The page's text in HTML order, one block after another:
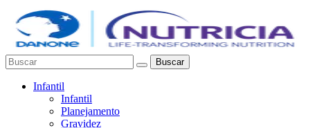
Buscar
Infantil
Infantil
Planejamento
Gravidez